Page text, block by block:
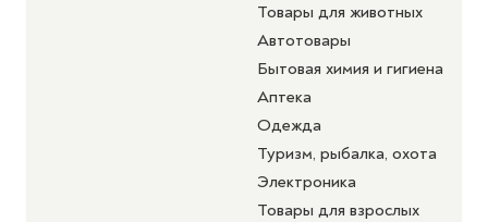
Товары для животных
Автотовары
Бытовая химия и гигиена
Аптека
Одежда
Туризм, рыбалка, охота
Электроника
Товары для взрослых